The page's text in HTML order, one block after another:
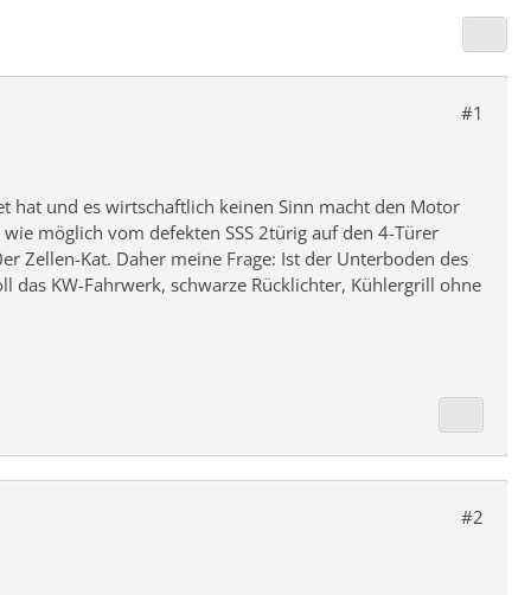
#1
hat und es wirtschaftlich keinen Sinn macht den Motor
möglich vom defekten SSS 2türig auf den 4-Türer
Zellen-Kat. Daher meine Frage: Ist der Unterboden des
das KW-Fahrwerk, schwarze Rücklichter, Kühlergrill ohne
#2